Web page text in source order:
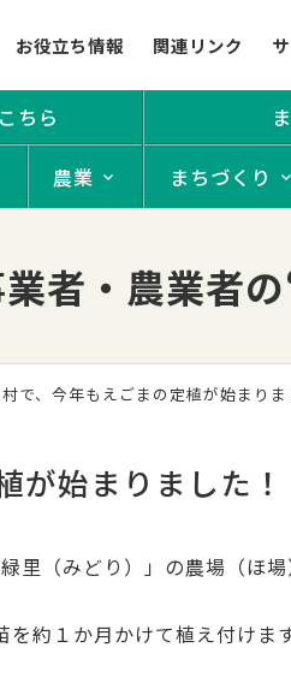
お役立ち情報 関連リンク
ちら
農業 まちづくり
者・農業者
で、今年もえごまの定植が始まりま
が始まりました！
（みどり）」の農場（ほ
約１か月かけて植え付けます